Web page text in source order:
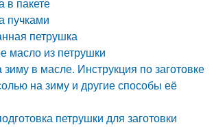
пучками
петрушка
масло из петрушки
в масле. Инструкция по заготовке
на зиму и другие способы её
петрушки для заготовки